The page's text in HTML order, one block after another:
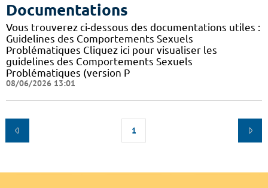
Documentations
Vous trouverez ci-dessous des documentations utiles :
Guidelines des Comportements Sexuels
Problématiques Cliquez ici pour visualiser les
guidelines des Comportements Sexuels
Problématiques (version P
08/06/2026 13:01
1